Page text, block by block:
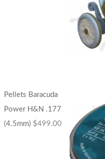
Pellets Baracuda
Power H&N .177
(4.5mm) $499.00